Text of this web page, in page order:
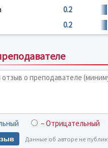
0.2
0.2
– Отрицательный
Данные об авторе не